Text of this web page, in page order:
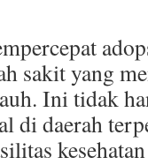
sakit yang
Ini tidak
di daerah